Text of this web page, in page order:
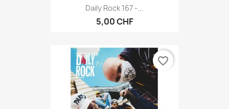
Daily Rock 167 -...
5,00 CHF
favorite_border